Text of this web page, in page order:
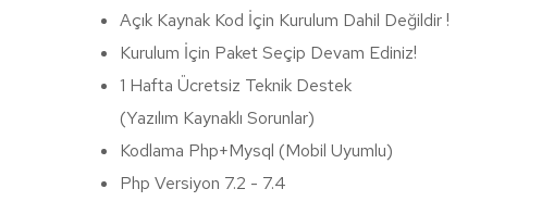
Açık Kaynak Kod İçin Kurulum Dahil Değildir !
Kurulum İçin Paket Seçip Devam Ediniz!
1 Hafta Ücretsiz Teknik Destek
(Yazılım Kaynaklı Sorunlar)
Kodlama Php+Mysql (Mobil Uyumlu)
Php Versiyon 7.2 - 7.4